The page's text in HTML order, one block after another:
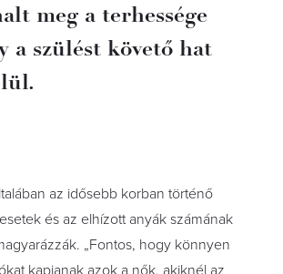
meg a terhessége
a szülést követő hat
az idősebb korban történő
és az elhízott anyák számának
„Fontos, hogy könnyen
kapjanak azok a nők, akiknél az